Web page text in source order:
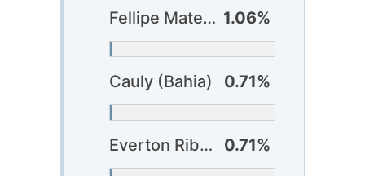
Fellipe Mateus (Criciúma) 1.06%
Cauly (Bahia) 0.71%
Everton Ribeiro (Bahia) 0.71%